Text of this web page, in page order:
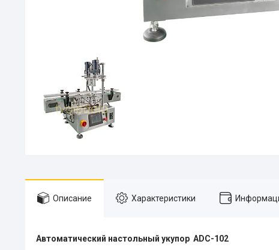
Описание Характеристики
Автоматический настольный укупор ADC-102